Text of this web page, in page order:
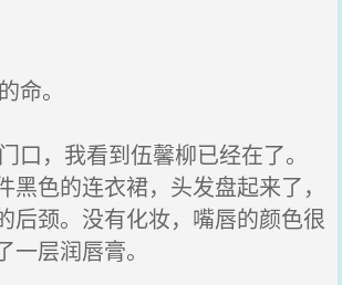
命。
，我看到伍馨柳已经在了。
黑色的连衣裙，头发盘起来了，
后颈。没有化妆，嘴唇的颜色很
层润唇膏。